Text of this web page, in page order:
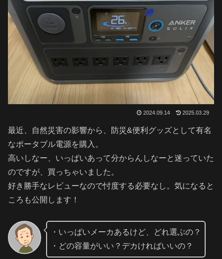
2024.09.14 2025.03.29
最近、自然災害の影響から、防災&便利グッズとして有名
なポータブル電源を購入。
高いしなー、いっぱいあって分からんしなーと迷っていた
のですが、買っちゃいました。
好き勝手なレビューなので忖度する必要なし。気になると
ころも公開します！
・いっぱいメーカあるけど、どれ選ぶの？
・どの容量がいい？デカければいいの？